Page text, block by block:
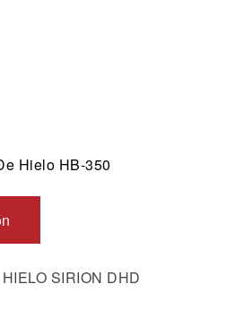
Hielo HB-350